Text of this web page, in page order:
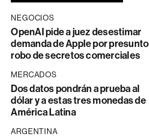
NEGOCIOS
OpenAI pide a juez desestimar
demanda de Apple por presunto
robo de secretos comerciales
MERCADOS
Dos datos pondrán a prueba al
dólar y a estas tres monedas de
América Latina
ARGENTINA